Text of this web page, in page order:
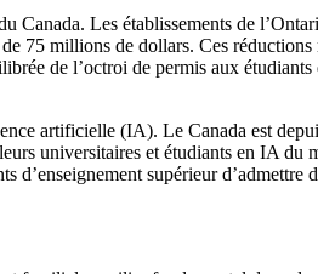
Canada. Les établissements de
75 millions de dollars. Ces réductions
de l’octroi de permis aux
artificielle (IA). Le Canada est
universitaires et étudiants en IA du
supérieur d’admettre